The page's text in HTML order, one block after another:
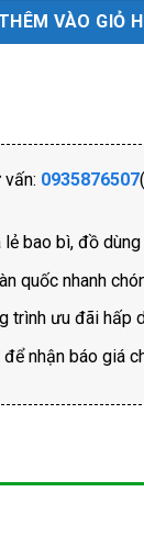
số lượngVÀO GIỎ
0935876507
lẻ bao bì, đồ
quốc nhanh
trình ưu đãi hấp
để nhận báo giá